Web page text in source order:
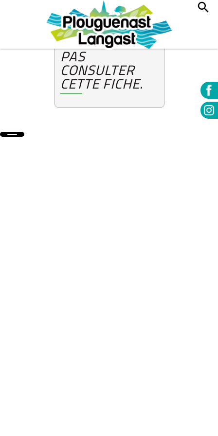
!
DESOLÉ, VOUS
NE POUVEZ
PAS
CONSULTER
CETTE FICHE.